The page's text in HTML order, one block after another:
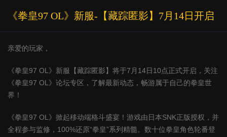
《拳皇97 OL》新服-【藏踪匿影】7月14日开启
亲爱的玩家，
《拳皇97 OL》新服【藏踪匿影】将于7月14日10点正式开启，关注
《拳皇97 OL》论坛专区，了解最新动态，畅游属于自己的拳皇世
界！
《拳皇97 OL》掀起移动端格斗盛宴！游戏由日本SNK正版授权，并
全程参与监修，100%还原“拳皇”系列精髓。数十位拳皇角色轮番登